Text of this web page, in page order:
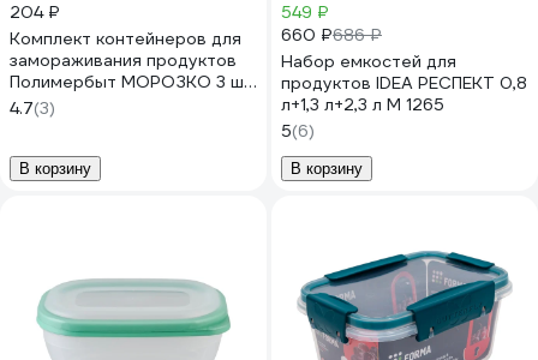
204 ₽
Комплект контейнеров для
замораживания продуктов
Полимербыт МОРОЗКО 3 шт,
0.7 л, прямоугольный
435403600
4.7(3)
В корзину
549 ₽
660 ₽686 ₽
Набор емкостей для
продуктов IDEA РЕСПЕКТ 0,8
л+1,3 л+2,3 л М 1265
5(6)
В корзину